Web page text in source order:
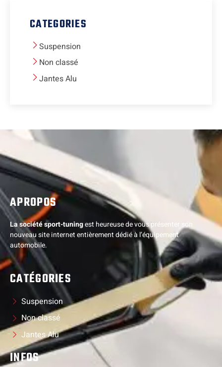
CATEGORIES
Suspension
Non classé
Jantes Alu
APROPOS
La société sport-tuningest heureuse de vous présenter son
nouveau site internet entièrement dédié à l’équipement
automobile.
CATÉGORIES
Suspension
Non classé
Jantes Alu
INFOS